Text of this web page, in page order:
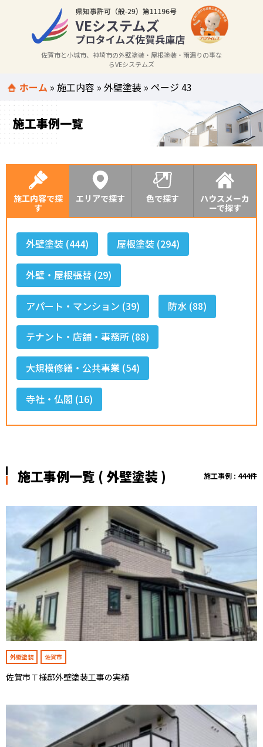
佐賀市と小城市、神埼市の外壁塗装・屋根塗装・雨漏りの事な
らVEシステムズ
ホーム »施工内容 »外壁塗装 »ページ 43
施工事例一覧
施工内容で探
す
エリアで探す 色で探す
ハウスメーカ
ーで探す
外壁塗装 (444) 屋根塗装 (294)
外壁・屋根張替 (29)
アパート・マンション (39) 防水 (88)
テナント・店舗・事務所 (88)
大規模修繕・公共事業 (54)
寺社・仏閣 (16)
施工事例一覧 ( 外壁塗装 ) 施工事例 : 444件
外壁塗装 佐賀市
佐賀市Ｔ様邸外壁塗装工事の実績